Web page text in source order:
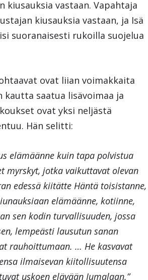
kiusauksia vastaan. Vapahtaja
kiusauksia vastaan, ja Isä
suoranaisesti rukoilla suojelua
ovat liian voimakkaita
saatua lisävoimaa ja
ovat yksi neljästä
Hän selitti:
elämäänne kuin tapa polvistua
myrskyt, jotka vaikuttavat olevan
edessä kiitätte Häntä toisistanne,
elämäänne, kotiinne,
sen kodin turvallisuuden, jossa
lempeästi lausutun sanan
rauhoittumaan. … He kasvavat
ilmaisevan kiitollisuutensa
uskoen elävään Jumalaan.”